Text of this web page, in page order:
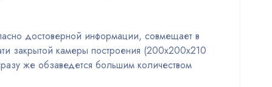
достоверной информации, совмещает в
закрытой камеры построения (200х200х210
же обзаведется большим количеством